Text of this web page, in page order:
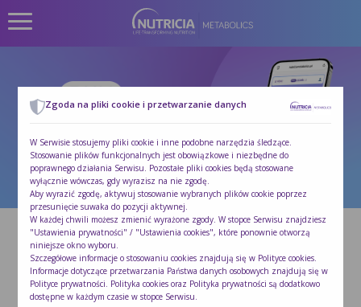
PKU Licznik 2.0
Zgoda na pliki cookie i przetwarzanie danych
W Serwisie stosujemy pliki cookie i inne podobne narzędzia śledzące.
Stosowanie plików funkcjonalnych jest obowiązkowe i niezbędne do
poprawnego działania Serwisu. Pozostałe pliki cookies będą stosowane
wyłącznie wówczas, gdy wyrazisz na nie zgodę.
Aby wyrazić zgodę, aktywuj stosowanie wybranych plików cookie poprzez
przesunięcie suwaka do pozycji aktywnej.
W każdej chwili możesz zmienić wyrażone zgody. W stopce Serwisu znajdziesz
"Ustawienia prywatności" / "Ustawienia cookies", które ponownie otworzą
niniejsze okno wyboru.
Szczegółowe informacje o stosowaniu cookies znajdują się w Polityce cookies
Informacje dotyczące przetwarzania Państwa danych osobowych znajdują się w
Polityce prywatności . Polityka cookies oraz Polityka prywatności są dodatkowo
dostępne w każdym czasie w stopce Serwisu.